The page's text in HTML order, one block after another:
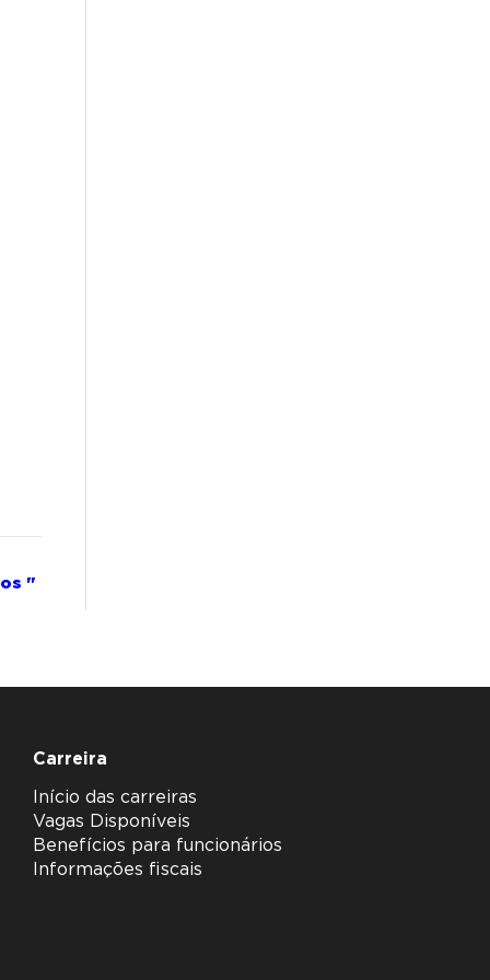
"
Carreira
Início das carreiras
Vagas Disponíveis
Benefícios para funcionários
Informações fiscais